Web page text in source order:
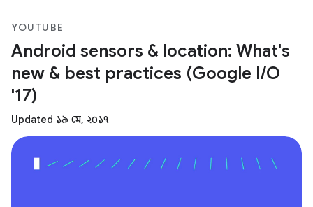
YOUTUBE
Android sensors & location: What's
new & best practices (Google I/O
'17)
Updated ১৯ মে, ২০১৭